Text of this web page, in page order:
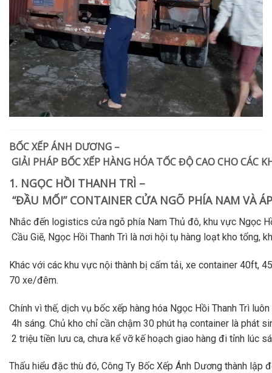
BỐC XẾP ÁNH DƯƠNG –
GIẢI PHÁP BỐC XẾP HÀNG HÓA TỐC ĐỘ CAO CHO CÁC
1. NGỌC HỒI THANH TRÌ –
“ĐẦU MỐI” CONTAINER CỬA NGÕ PHÍA NAM VÀ
Nhắc đến logistics cửa ngõ phía Nam Thủ đô, khu vực Ngọc
Cầu Giẽ, Ngọc Hồi Thanh Trì là nơi hội tụ hàng loạt kho tổng,
Khác với các khu vực nội thành bị cấm tải, xe container 40ft,
70 xe/đêm.
Chính vì thế, dịch vụ bốc xếp hàng hóa Ngọc Hồi Thanh Trì
4h sáng. Chủ kho chỉ cần chậm 30 phút hạ container là phát
2 triệu tiền lưu ca, chưa kể vỡ kế hoạch giao hàng đi tỉnh lúc
Thấu hiểu đặc thù đó, Công Ty Bốc Xếp Ánh Dương thành lập